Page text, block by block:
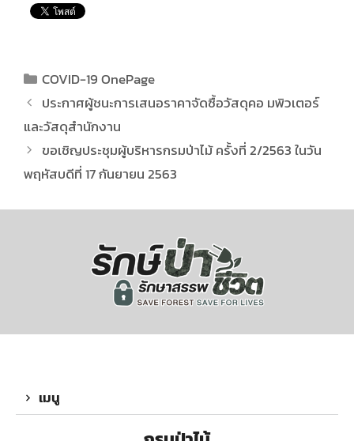
COVID-19 OnePage
ประกาศผู้ชนะการเสนอราคาจัดซื้อวัสดุคอ มพิวเตอร์
และวัสดุสำนักงาน
ขอเชิญประชุมผู้บริหารกรมป่าไม้ ครั้งที่ 2/2563 ในวัน
พฤหัสบดีที่ 17 กันยายน 2563
เมนู